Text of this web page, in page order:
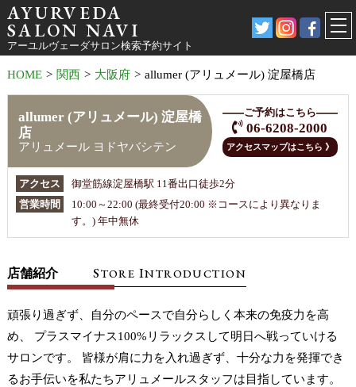
AYURVEDA
SALON NAVI
アーユルヴェーダサロン検索予約サイト
HOME > 関西 > 大阪府 > allumer (アリュメール) 淀屋橋店
allumer (アリュメール) 淀屋橋
店
アリュメール ヨドヤバシテン
ご予約はこちら
06-6208-2000
アクセスマップはこちら 》
アクセス
御堂筋線淀屋橋駅 11番出口徒歩2分
営業時間
10:00～22:00 (最終受付20:00 ※コースにより異なりま
す。) 年中無休
店舗紹介 STORE INTRODUCTION
頑張り過ぎず、自分のペースで自分らしく本来の免疫力を高
め、 プラスマイナス100%リラックスして明日へ戦っていける
サロンです。 皆様が肩に力を入れ過ぎず、十分な力を発揮でき
るお手伝いを私たちアリュメールスタッフは目指しています。